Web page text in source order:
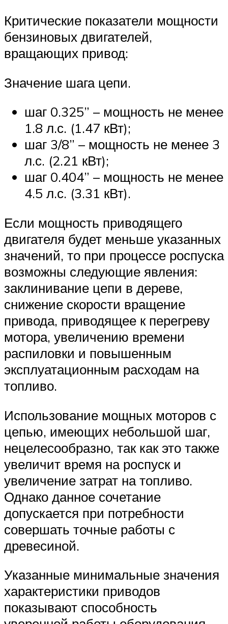
Критические показатели мощности
бензиновых двигателей,
вращающих привод:
Значение шага цепи.
шаг 0.325” – мощность не менее
1.8 л.с. (1.47 кВт);
шаг 3/8” – мощность не менее 3
л.с. (2.21 кВт);
шаг 0.404” – мощность не менее
4.5 л.с. (3.31 кВт).
Если мощность приводящего
двигателя будет меньше указанных
значений, то при процессе роспуска
возможны следующие явления:
заклинивание цепи в дереве,
снижение скорости вращение
привода, приводящее к перегреву
мотора, увеличению времени
распиловки и повышенным
эксплуатационным расходам на
топливо.
Использование мощных моторов с
цепью, имеющих небольшой шаг,
нецелесообразно, так как это также
увеличит время на роспуск и
увеличение затрат на топливо.
Однако данное сочетание
допускается при потребности
совершать точные работы с
древесиной.
Указанные минимальные значения
характеристики приводов
показывают способность